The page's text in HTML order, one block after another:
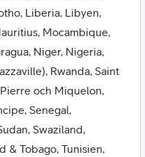
Liberia, Libyen,
Mocambique,
Niger, Nigeria,
Rwanda, Saint
och Miquelon,
Senegal,
Swaziland,
& Tobago, Tunisien,